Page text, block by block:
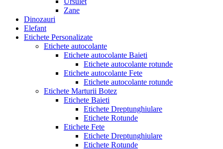
Zane
Dinozauri
Elefant
Etichete Personalizate
Etichete autocolante
Etichete autocolante Baieti
Etichete autocolante rotunde
Etichete autocolante Fete
Etichete autocolante rotunde
Etichete Marturii Botez
Etichete Baieti
Etichete Dreptunghiulare
Etichete Rotunde
Etichete Fete
Etichete Dreptunghiulare
Etichete Rotunde